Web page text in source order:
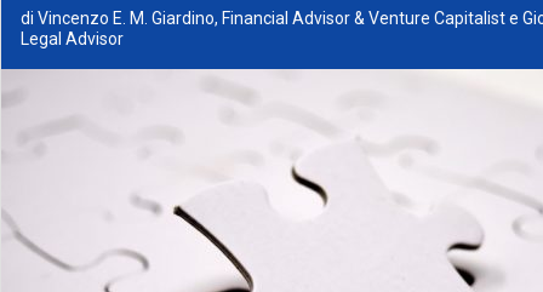
di Vincenzo E. M. Giardino, Financial Advisor & Venture Capitalist e
Legal Advisor